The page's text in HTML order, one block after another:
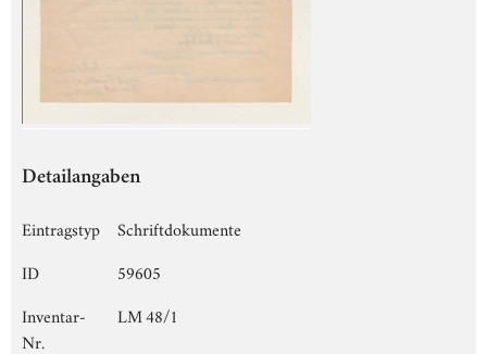
Detailangaben
Eintragstyp
Schriftdokumente
ID
59605
Inventar-
Nr.
LM 48/1